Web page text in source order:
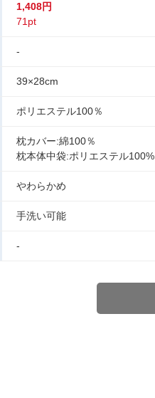
1,408円
71pt
-
39×28cm
ポリエステル100％
枕カバー:綿100％
枕本体中袋:ポリエステル100%
やわらかめ
手洗い可能
-